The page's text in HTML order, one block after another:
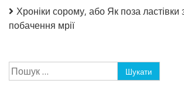
Хроніки сорому, або Як поза ластівки
побачення мрії
Пошук: